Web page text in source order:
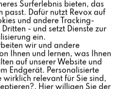
, kurz ISE, ist die weltweit
AV- und elektronische
Aussteller sind auf der
Technologien und
Inaktiv
Inaktiv
Inaktiv
Surferlebnis bieten, das
passt. Dafür nutzt Revox auf
und andere Tracking-
Dritten - und setzt Dienste zur
ein.
wir und andere
Ihnen und lernen, was Ihnen
auf unserer Website und
Endgerät. Personalisierte
relevant für Sie sind,
Hier willigen Sie der